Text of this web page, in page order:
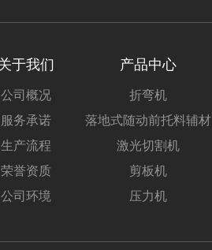
于我们
公司概况
服务承诺
生产流程
荣誉资质
公司环境
产品中心
折弯机
落地式随动前托料辅材
激光切割机
剪板机
压力机